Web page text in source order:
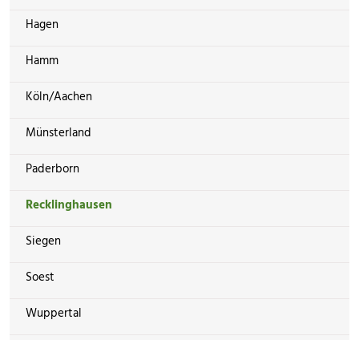
Hagen
Hamm
Köln/Aachen
Münsterland
Paderborn
Recklinghausen
Siegen
Soest
Wuppertal